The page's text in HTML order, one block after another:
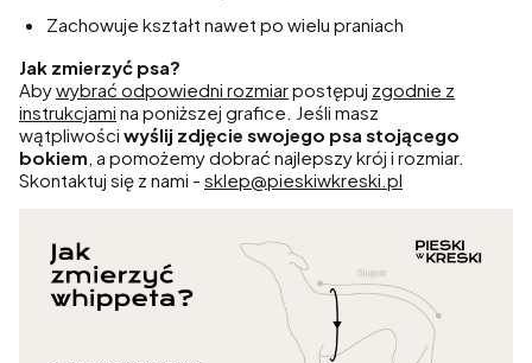
Zachowuje kształt nawet po wielu praniach
Jak zmierzyć psa?
Abywybrać odpowiedni rozmiarpostępuj zgodnie z
instrukcjami na poniższej grafice. Jeśli masz
wątpliwości wyślij zdjęcie swojego psa stojącego
bokiem , a pomożemy dobrać najlepszy krój i rozmiar.
Skontaktuj się z nami - sklep@pieskiwkreski.pl